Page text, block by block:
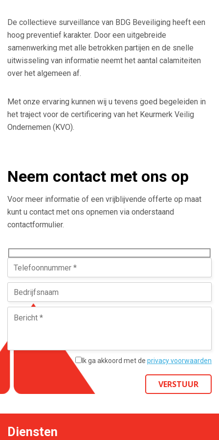
De collectieve surveillance van BDG Beveiliging heeft een
hoog preventief karakter. Door een uitgebreide
samenwerking met alle betrokken partijen en de snelle
uitwisseling van informatie neemt het aantal calamiteiten
over het algemeen af.
Met onze ervaring kunnen wij u tevens goed begeleiden in
het traject voor de certificering van het Keurmerk Veilig
Ondernemen (KVO).
Neem contact met ons op
Voor meer informatie of een vrijblijvende offerte op maat
kunt u contact met ons opnemen via onderstaand
contactformulier.
Ik ga akkoord met de privacy voorwaarden
VERSTUUR
Diensten